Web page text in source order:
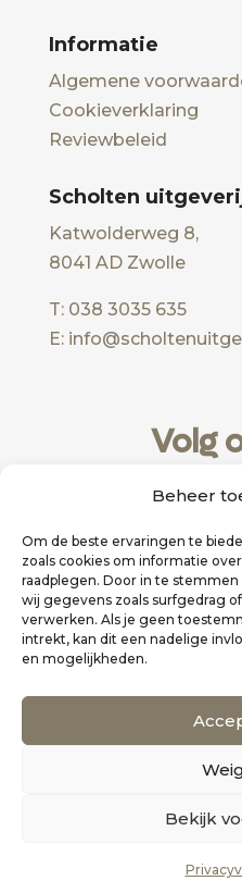
Beheer
Om de beste ervaringen te
zoals cookies om informatie
raadplegen. Door in te
wij gegevens zoals surfgedrag
verwerken. Als je geen
intrekt, kan dit een nadelige
en mogelijkheden.
Bekijk
Informatie
Algemene
Cookieverklaring
Reviewbeleid
Scholten
Katwolderweg 8,
8041 AD Zwolle
T: 038 3035 635
E:
Volg
Website realisatie
Alle